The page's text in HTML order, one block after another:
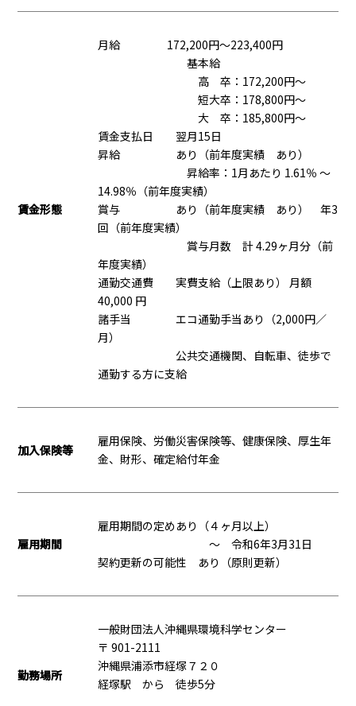
賃金形態
月給 172,200円～223,400円
基本給
高 卒：172,200円〜
短大卒：178,800円〜
大 卒：185,800円〜
賃金支払日 翌月15日
昇給 あり（前年度実績 あり）
昇給率：1月あたり 1.61％ 〜
14.98％（前年度実績）
賞与 あり（前年度実績 あり） 年3
回（前年度実績）
賞与月数 計 4.29ヶ月分（前
年度実績）
通勤交通費 実費支給（上限あり） 月額
40,000 円
諸手当 エコ通勤手当あり（2,000円／
月）
公共交通機関、自転車、徒歩で
通勤する方に支給
加入保険等
雇用保険、労働災害保険等、健康保険、厚生年
金、財形、確定給付年金
雇用期間
雇用期間の定めあり（４ヶ月以上）
〜 令和6年3月31日
契約更新の可能性 あり（原則更新）
勤務場所
一般財団法人沖縄県環境科学センター
〒 901-2111
沖縄県浦添市経塚７２０
経塚駅 から 徒歩5分